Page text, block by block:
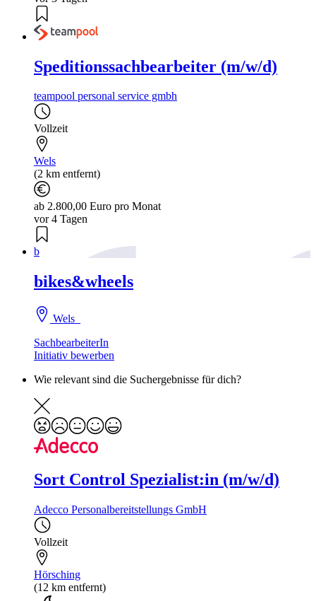
Speditionssachbearbeiter (m/w/d)
teampool personal service gmbh
Vollzeit
Wels
(2 km entfernt)
ab 2.800,00 Euro pro Monat
vor 4 Tagen
b
bikes&wheels
Wels
SachbearbeiterIn
Initiativ bewerben
Wie relevant sind die Suchergebnisse für dich?
Sort Control Spezialist:in (m/w/d)
Adecco Personalbereitstellungs GmbH
Vollzeit
Hörsching
(12 km entfernt)